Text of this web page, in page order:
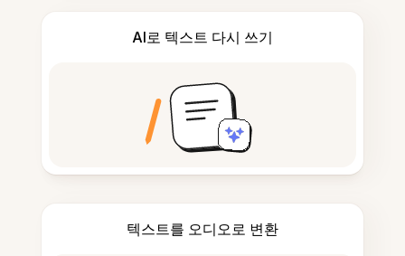
AI로 텍스트 다시 쓰기
텍스트를 오디오로 변환